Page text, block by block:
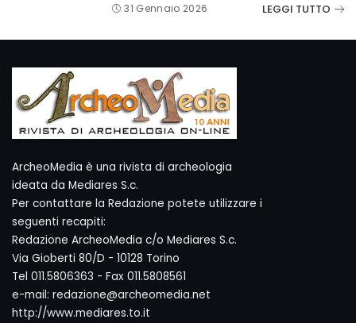
31 Gennaio 2026 LEGGI TUTTO
ArcheoMedia è una rivista di archeologia
ideata da Mediares S.c.
Per contattare la Redazione potete utilizzare i
seguenti recapiti:
Redazione ArcheoMedia c/o Mediares S.c.
Via Gioberti 80/D - 10128 Torino
Tel 011.5806363 - Fax 011.5808561
e-mail: redazione@archeomedia.net
http://www.mediares.to.it